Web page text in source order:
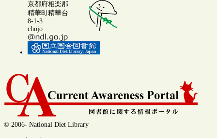
京都府相楽郡
精華町精華台
8-1-3
chojo
© 2006- National Diet Library